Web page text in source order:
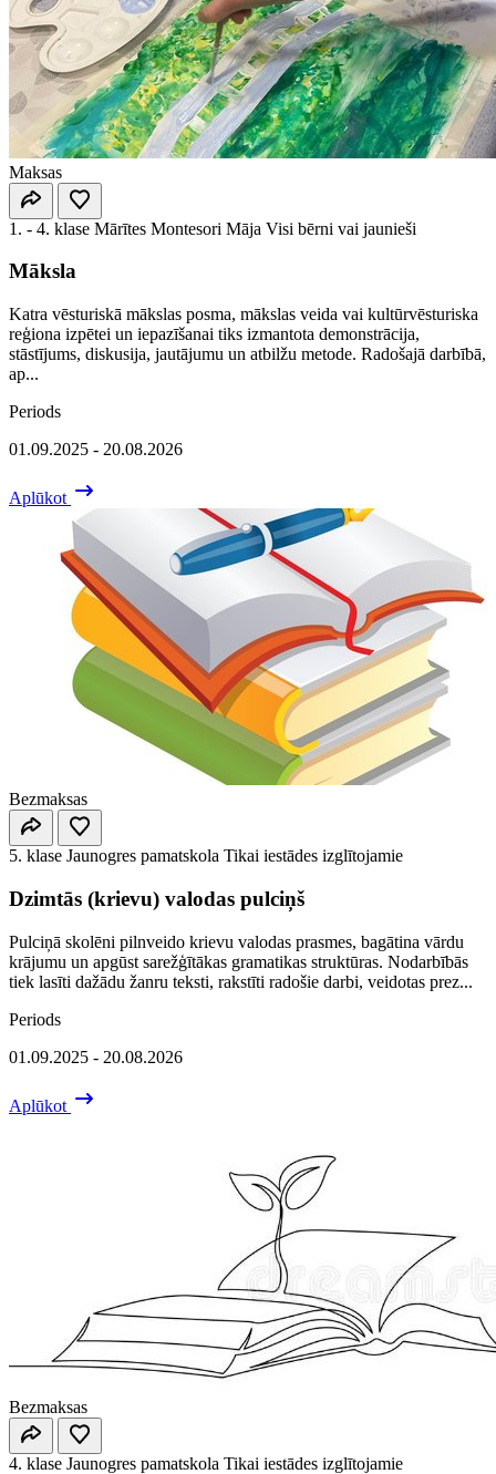
Maksas
1. - 4. klase Mārītes Montesori Māja Visi bērni vai jaunieši
Māksla
Katra vēsturiskā mākslas posma, mākslas veida vai kultūrvēsturiska
reģiona izpētei un iepazīšanai tiks izmantota demonstrācija,
stāstījums, diskusija, jautājumu un atbilžu metode. Radošajā darbībā,
ap...
Periods
01.09.2025 - 20.08.2026
Aplūkot
Bezmaksas
5. klase Jaunogres pamatskola Tikai iestādes izglītojamie
Dzimtās (krievu) valodas pulciņš
Pulciņā skolēni pilnveido krievu valodas prasmes, bagātina vārdu
krājumu un apgūst sarežģītākas gramatikas struktūras. Nodarbībās
tiek lasīti dažādu žanru teksti, rakstīti radošie darbi, veidotas prez...
Periods
01.09.2025 - 20.08.2026
Aplūkot
Bezmaksas
4. klase Jaunogres pamatskola Tikai iestādes izglītojamie